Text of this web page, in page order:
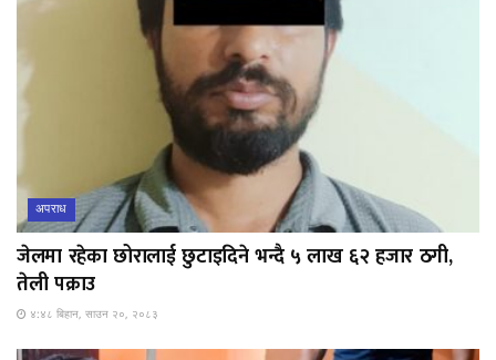
अपराध
जेलमा रहेका छोरालाई छुटाइदिने भन्दै ५ लाख ६२ हजार ठगी,
तेली पक्राउ
४:४८ बिहान, साउन २०, २०८३